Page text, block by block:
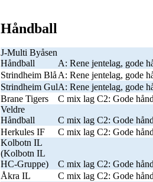
Håndball
J-Multi Byåsen
Håndball
A: Rene jentelag, gode
Strindheim Blå A: Rene jentelag, gode
Strindheim GulA: Rene jentelag, gode
Brane Tigers
C mix lag C2: Gode
Veldre
Håndball
C mix lag C2: Gode
Herkules IF
C mix lag C2: Gode
Kolbotn IL
(Kolbotn IL
HC-Gruppe)
C mix lag C2: Gode
Åkra IL
C mix lag C2: Gode